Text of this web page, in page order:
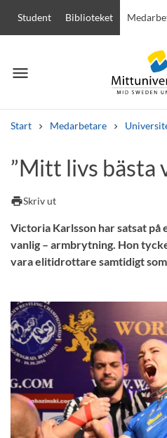
Student Biblioteket
menu
Meny
Start Medarbetare
Andra söktjänster
Kurser och program
”Mitt livs bästa
printSkriv ut
Victoria Karlsson har satsat på
vanlig – armbrytning. Hon
vara elitidrottare samtidigt som